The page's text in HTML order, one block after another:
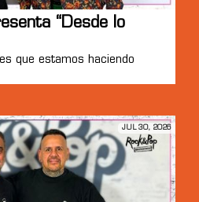
“Desde lo
que estamos haciendo
JUL 30, 2026